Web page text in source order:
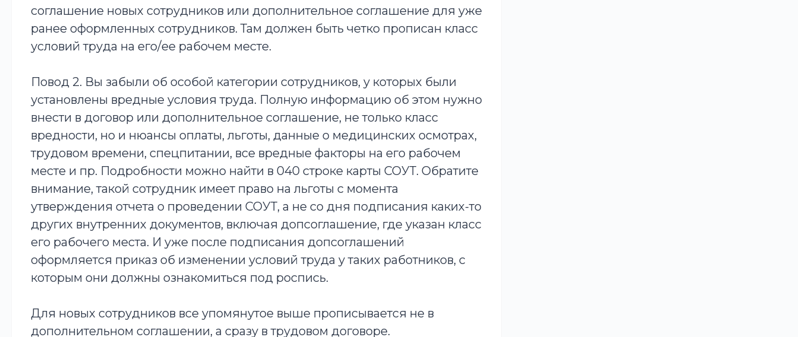
соглашение новых сотрудников или дополнительное соглашение для уже
ранее оформленных сотрудников. Там должен быть четко прописан класс
условий труда на его/ее рабочем месте.
Повод 2. Вы забыли об особой категории сотрудников, у которых были
установлены вредные условия труда. Полную информацию об этом нужно
внести в договор или дополнительное соглашение, не только класс
вредности, но и нюансы оплаты, льготы, данные о медицинских осмотрах,
трудовом времени, спецпитании, все вредные факторы на его рабочем
месте и пр. Подробности можно найти в 040 строке карты СОУТ. Обратите
внимание, такой сотрудник имеет право на льготы с момента
утверждения отчета о проведении СОУТ, а не со дня подписания каких-то
других внутренних документов, включая допсоглашение, где указан класс
его рабочего места. И уже после подписания допсоглашений
оформляется приказ об изменении условий труда у таких работников, с
которым они должны ознакомиться под роспись.
Для новых сотрудников все упомянутое выше прописывается не в
дополнительном соглашении, а сразу в трудовом договоре.